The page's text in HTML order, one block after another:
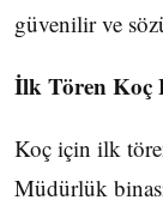
güvenilir ve
İlk Tören Koç
Koç için ilk
Müdürlük